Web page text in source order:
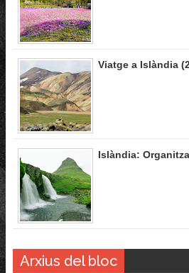
Viatge a Islàndia
Islàndia:
Arxius del bloc